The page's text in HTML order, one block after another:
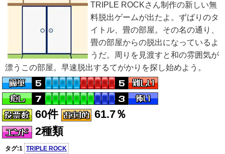
TRIPLE ROCKさん制作の新しい無
料脱出ゲームが出たよ。ずばりのタ
イトル、畳の部屋。その名の通り、
畳の部屋からの脱出になっているよ
うだ。周りを見渡すと和の雰囲気が
漂うこの部屋。早速脱出するてがかりを探し始めよう。
60件
61.7％
2種類
タグ:1 TRIPLE ROCK